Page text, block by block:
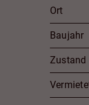
Ort
Baujahr
Zustand